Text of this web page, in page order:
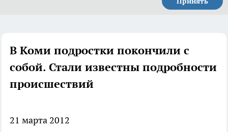
В Коми подростки покончили с
собой. Стали известны подробности
происшествий
21 марта 2012